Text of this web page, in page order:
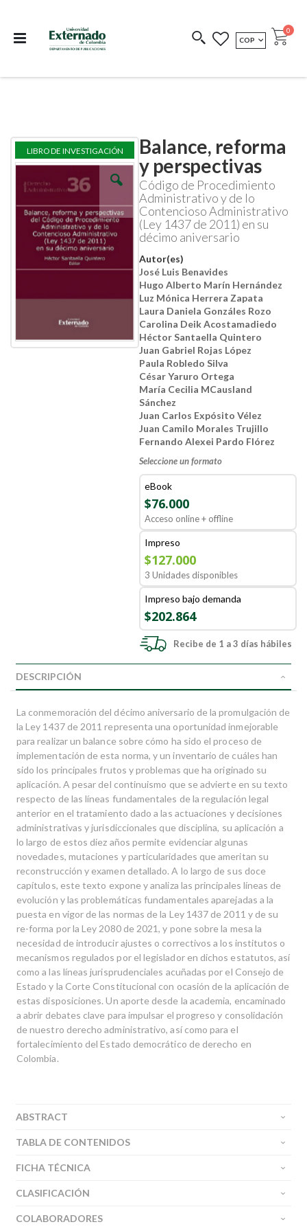
COEDICIONES REDIMIR CÓDIGO
MONEDA
COP Cart
0
Balance, reforma
y perspectivas
Código de Procedimiento
Administrativo y de lo
Contencioso Administrativo
(Ley 1437 de 2011) en su
décimo aniversario
Autor(es)
José Luis Benavides
Hugo Alberto Marín Hernández
Luz Mónica Herrera Zapata
Laura Daniela Gonzáles Rozo
Carolina Deik Acostamadiedo
Héctor Santaella Quintero
Juan Gabriel Rojas López
Paula Robledo Silva
César Yaruro Ortega
María Cecilia MCausland
Sánchez
Juan Carlos Expósito Vélez
Juan Camilo Morales Trujillo
Fernando Alexei Pardo Flórez
Seleccione un formato
eBook
$76.000
Acceso online + offline
Impreso
$127.000
3 Unidades disponibles
Impreso bajo demanda
$202.864
Recibe de 1 a 3 días hábiles
Skip
the
the
images
gallery
Skip
the
the
images
gallery
LIBRO DE INVESTIGACIÓN
DESCRIPCIÓN
La conmemoración del décimo aniversario de la promulgación de
la Ley 1437 de 2011 representa una oportunidad inmejorable
para realizar un balance sobre cómo ha sido el proceso de
implementación de esta norma, y un inventario de cuáles han
sido los principales frutos y problemas que ha originado su
aplicación. A pesar del continuismo que se advierte en su texto
respecto de las líneas fundamentales de la regulación legal
anterior en el tratamiento dado a las actuaciones y decisiones
administrativas y jurisdiccionales que disciplina, su aplicación a
lo largo de estos diez años permite evidenciar algunas
novedades, mutaciones y particularidades que ameritan su
reconstrucción y examen detallado. A lo largo de sus doce
capítulos, este texto expone y analiza las principales líneas de
evolución y las problemáticas fundamentales aparejadas a la
puesta en vigor de las normas de la Ley 1437 de 2011 y de su
re-forma por la Ley 2080 de 2021, y pone sobre la mesa la
necesidad de introducir ajustes o correctivos a los institutos o
mecanismos regulados por el legislador en dichos estatutos, así
como a las líneas jurisprudenciales acuñadas por el Consejo de
Estado y la Corte Constitucional con ocasión de la aplicación de
estas disposiciones. Un aporte desde la academia, encaminado
a abrir debates clave para impulsar el progreso y consolidación
de nuestro derecho administrativo, así como para el
fortalecimiento del Estado democrático de derecho en
Colombia.
ABSTRACT
TABLA DE CONTENIDOS
FICHA TÉCNICA
CLASIFICACIÓN
COLABORADORES